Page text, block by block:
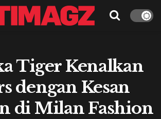
Tiger Kenalkan
dengan Kesan
di Milan Fashion